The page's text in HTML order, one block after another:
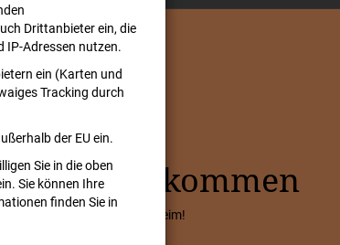
Drittanbieter ein, die
IP-Adressen nutzen.
ein (Karten und
Tracking durch
der EU ein.
Sie in die oben
Sie können Ihre
finden Sie in
Willkommen
Buchhandlung in Gonsenheim!